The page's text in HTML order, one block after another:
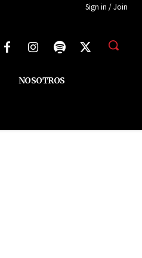
Sign in / Join
NOSOTROS